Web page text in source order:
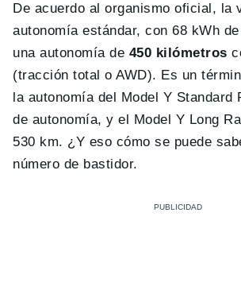
De acuerdo al organismo oficial, la
autonomía estándar, con 68 kWh
una autonomía de 450 kilómetros
(tracción total o AWD). Es un
la autonomía del Model Y Standard
de autonomía, y el Model Y Long
530 km. ¿Y eso cómo se puede
número de bastidor.